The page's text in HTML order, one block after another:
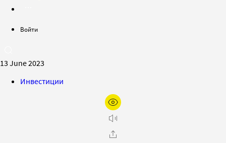
Войти
13 June 2023
Инвестиции